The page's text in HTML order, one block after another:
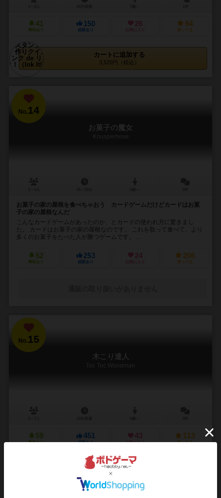
41
興味あり
150
経験あり
26
お気に入り
94
持ってる
カートに追加する
3,520円（税込）
No.14
お菓子の魔女
Knusperhexe
お菓子の家の屋根を食べちゃおう カードゲームだけどカードはお菓
子の家の屋根なんだ
こんなカードゲームがあったのか、とカードの使われ方に驚きまし
た。 カードはお菓子の家の屋根なのです。 これを取って食べて、より
多くのお菓子をたべた人が勝つゲームです。 ...
52
興味あり
253
経験あり
24
お気に入り
206
持ってる
No.15
木こり達人
Toc Toc Woodman
59
興味あり
451
経験あり
43
お気に入り
113
持ってる
通販の取り扱いがありません